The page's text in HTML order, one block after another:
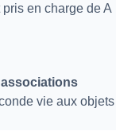
en charge de A
vie aux objets